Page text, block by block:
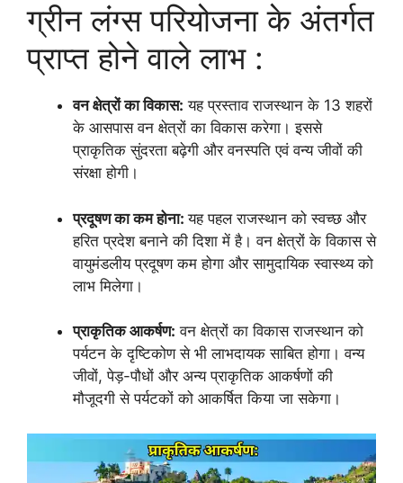
ग्रीन लंग्स परियोजना के अंतर्गत
प्राप्त होने वाले लाभ :
वन क्षेत्रों का विकास: यह प्रस्ताव राजस्थान के 13 शहरों
के आसपास वन क्षेत्रों का विकास करेगा। इससे
प्राकृतिक सुंदरता बढ़ेगी और वनस्पति एवं वन्य जीवों की
संरक्षा होगी।
प्रदूषण का कम होना:यह पहल राजस्थान को स्वच्छ और
हरित प्रदेश बनाने की दिशा में है। वन क्षेत्रों के विकास से
वायुमंडलीय प्रदूषण कम होगा और सामुदायिक स्वास्थ्य को
लाभ मिलेगा।
प्राकृतिक आकर्षण: वन क्षेत्रों का विकास राजस्थान को
पर्यटन के दृष्टिकोण से भी लाभदायक साबित होगा। वन्य
जीवों, पेड़-पौधों और अन्य प्राकृतिक आकर्षणों की
मौजूदगी से पर्यटकों को आकर्षित किया जा सकेगा।